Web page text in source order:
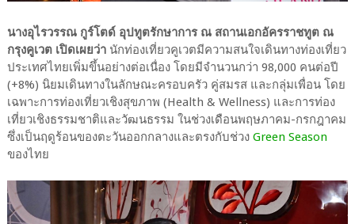
นางอุไรวรรณ กูร์โตด์ อุปทูตรักษาการ ณ สถานเอกอัครราชทูต ณ
กรุงคูเวต เปิดเผยว่า นักท่องเที่ยวคูเวตมีความสนใจเดินทางท่องเที่ยว
ประเทศไทยเพิ่มขึ้นอย่างต่อเนื่อง โดยมีจำนวนกว่า 98,000 คนต่อปี
(+8%) นิยมเดินทางในลักษณะครอบครัว คู่สมรส และกลุ่มเพื่อน โดย
เฉพาะการท่องเที่ยวเชิงสุขภาพ (Health & Wellness) และการท่อง
เที่ยวเชิงธรรมชาติและวัฒนธรรม ในช่วงเดือนพฤษภาคม-กรกฎาคม
ซึ่งเป็นฤดูร้อนของตะวันออกกลางและตรงกับช่วง Green Season
ของไทย